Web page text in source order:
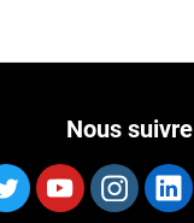
Nous suivre